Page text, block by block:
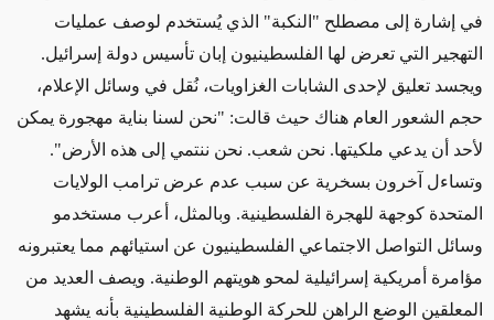
في إشارة إلى مصطلح "النكبة" الذي يُستخدم لوصف عمليات
التهجير التي تعرض لها الفلسطينيون إبان تأسيس دولة إسرائيل.
ويجسد تعليق لإحدى الشابات الغزاويات، نُقل في وسائل الإعلام،
حجم الشعور العام هناك حيث قالت: "نحن لسنا بناية مهجورة يمكن
لأحد أن يدعي ملكيتها. نحن شعب. نحن ننتمي إلى هذه الأرض".
وتساءل آخرون بسخرية عن سبب عدم عرض ترامب الولايات
المتحدة كوجهة للهجرة الفلسطينية. وبالمثل، أعرب مستخدمو
وسائل التواصل الاجتماعي الفلسطينيون عن استيائهم مما يعتبرونه
مؤامرة أمريكية إسرائيلية لمحو هويتهم الوطنية. ويصف العديد من
المعلقين الوضع الراهن للحركة الوطنية الفلسطينية بأنه يشهد